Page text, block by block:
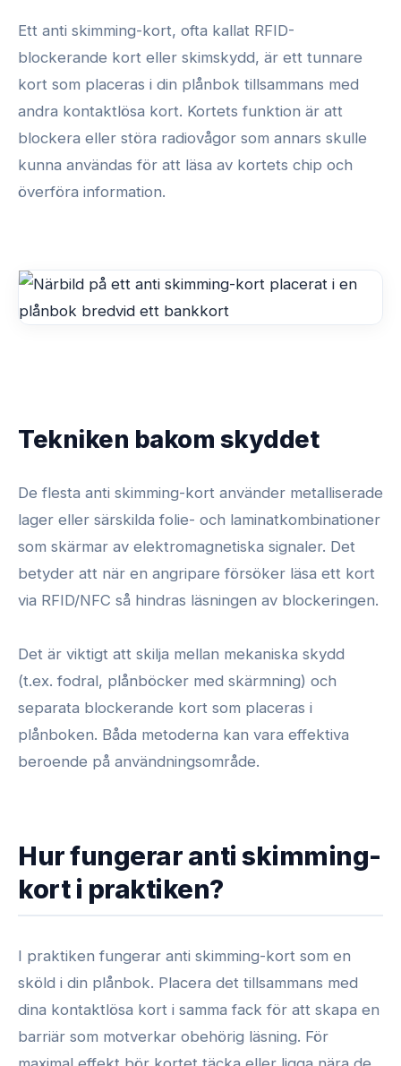
Ett anti skimming-kort, ofta kallat RFID-
blockerande kort eller skimskydd, är ett tunnare
kort som placeras i din plånbok tillsammans med
andra kontaktlösa kort. Kortets funktion är att
blockera eller störa radiovågor som annars skulle
kunna användas för att läsa av kortets chip och
överföra information.
Tekniken bakom skyddet
De flesta anti skimming-kort använder metalliserade
lager eller särskilda folie- och laminatkombinationer
som skärmar av elektromagnetiska signaler. Det
betyder att när en angripare försöker läsa ett kort
via RFID/NFC så hindras läsningen av blockeringen.
Det är viktigt att skilja mellan mekaniska skydd
(t.ex. fodral, plånböcker med skärmning) och
separata blockerande kort som placeras i
plånboken. Båda metoderna kan vara effektiva
beroende på användningsområde.
Hur fungerar anti skimming-
kort i praktiken?
I praktiken fungerar anti skimming-kort som en
sköld i din plånbok. Placera det tillsammans med
dina kontaktlösa kort i samma fack för att skapa en
barriär som motverkar obehörig läsning. För